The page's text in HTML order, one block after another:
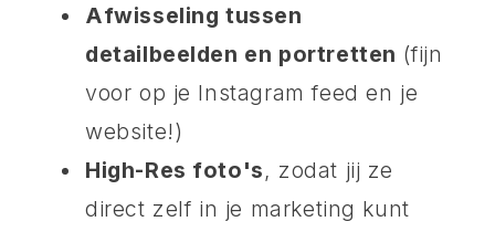
Afwisseling tussen
detailbeelden en portretten (fijn
voor op je Instagram feed en je
website!)
High-Res foto's, zodat jij ze
direct zelf in je marketing kunt